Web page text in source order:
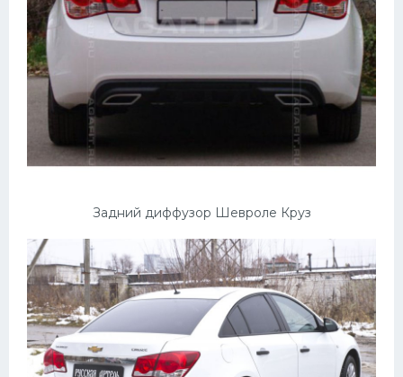
Задний диффузор Шевроле Круз
Лодки
Шкода
Вертолеты
Мазда
Самокаты
Прогулочные суда
Хендай
Лимузины
Камаз
Автобусы